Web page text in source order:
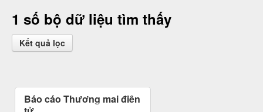
1 số bộ dữ liệu tìm thấy
Kết quả lọc
Báo cáo Thương mại điện